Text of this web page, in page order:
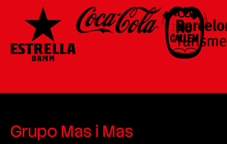
Grupo Mas i Mas